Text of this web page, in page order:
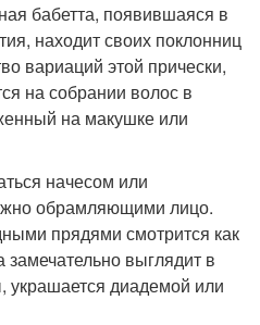
бабетта, появившаяся в
находит своих поклонниц
вариаций этой прически,
на собрании волос в
на макушке или
начесом или
обрамляющими лицо.
прядями смотрится как
замечательно выглядит в
диадемой или